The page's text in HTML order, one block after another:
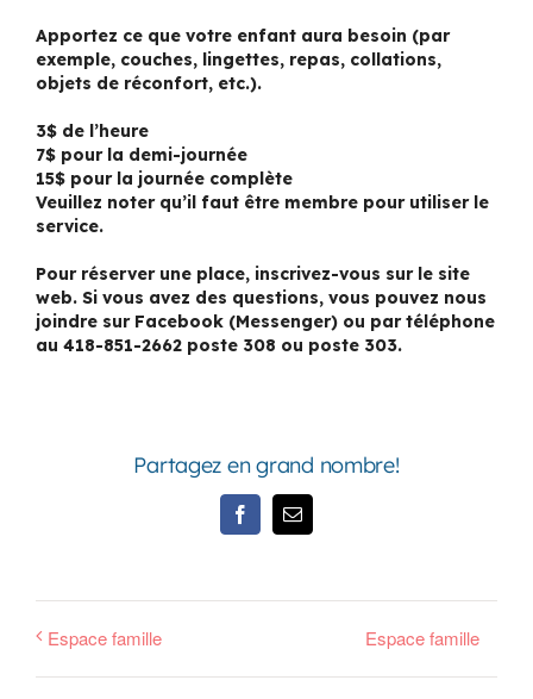
Apportez ce que votre enfant aura besoin (par
exemple, couches, lingettes, repas, collations,
objets de réconfort, etc.).
3$ de l’heure
7$ pour la demi-journée
15$ pour la journée complète
Veuillez noter qu’il faut être membre pour utiliser le
service.
Pour réserver une place, inscrivez-vous sur le site
web. Si vous avez des questions, vous pouvez nous
joindre sur Facebook (Messenger) ou par téléphone
au 418-851-2662 poste 308 ou poste 303.
Partagez en grand nombre!
FacebookEmail
Espace famille Espace famille